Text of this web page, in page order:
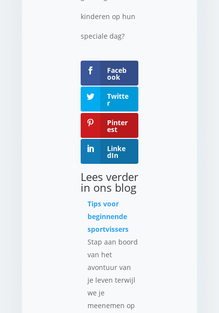
kinderen op hun
speciale dag?
Faceb
ook
Twitte
r
Pinter
est
Linke
dIn
Lees verder
in ons blog
Tips voor
beginnende
sportvissers
Stap aan boord
van het
avontuur van
je leven terwijl
we je
meenemen op